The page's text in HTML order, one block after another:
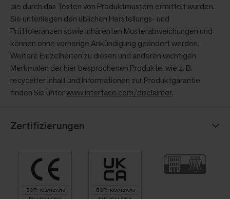
die durch das Testen von Produktmustern ermittelt wurden.
Sie unterliegen den üblichen Herstellungs- und
Prüftoleranzen sowie inhärenten Musterabweichungen und
können ohne vorherige Ankündigung geändert werden.
Weitere Einzelheiten zu diesen und anderen wichtigen
Merkmalen der hier besprochenen Produkte, wie z. B.
recycelter Inhalt und Informationen zur Produktgarantie,
finden Sie unterwww.interface.com/disclaimer.
Zertifizierungen